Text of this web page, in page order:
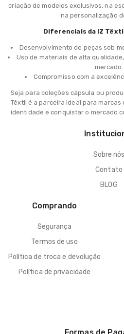
criação de modelos exclusivos, na
na personalização
Diferenciais da IZ
Desenvolvimento de peças sob
Uso de materiais de alta
mercado.
Compromisso com a
Seja para coleções cápsula ou
Têxtil é a parceira ideal para
identidade e conquistar o mercado
Sobre nós
Contato
BLOG
Comprando
Segurança
Termos de uso
Política de troca e devolução
Política de privacidade